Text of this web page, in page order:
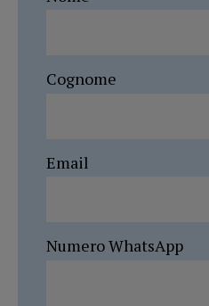
Cognome
Email
Numero WhatsApp